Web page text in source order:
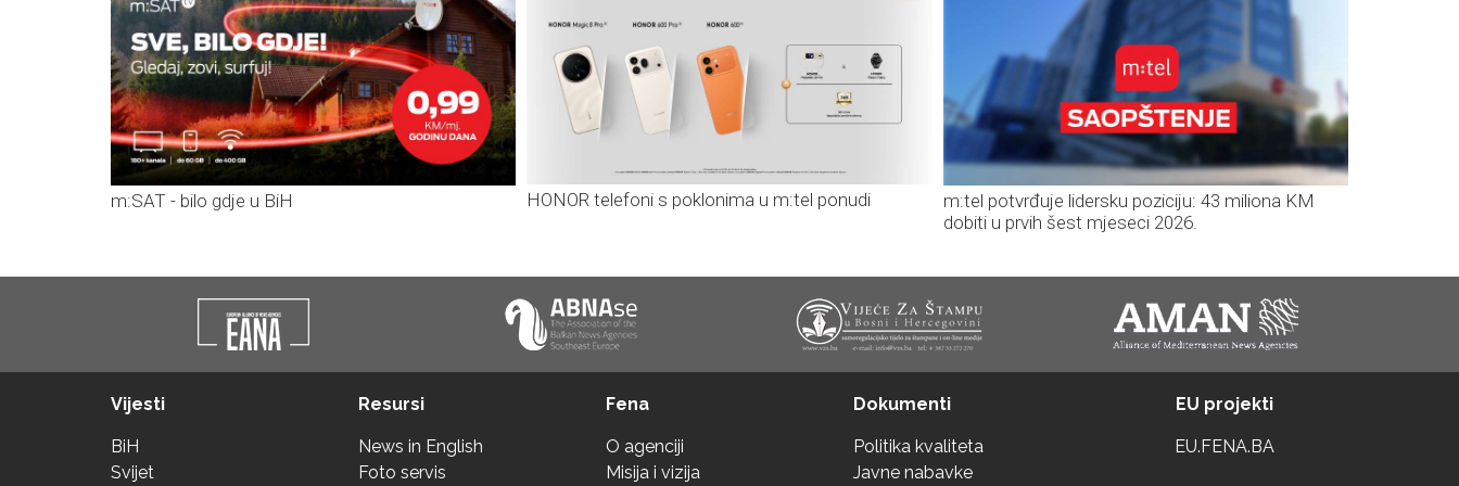
m:SAT - bilo gdje u BiH HONOR telefoni s poklonima u m:tel ponudi
m:tel potvrđuje lidersku poziciju: 43 miliona KM
dobiti u prvih šest mjeseci 2026.
Vijesti
BiH
Svijet
Resursi
News in English
Foto servis
Fena
O agenciji
Misija i vizija
Dokumenti
Politika kvaliteta
Javne nabavke
EU projekti
EU.FENA.BA